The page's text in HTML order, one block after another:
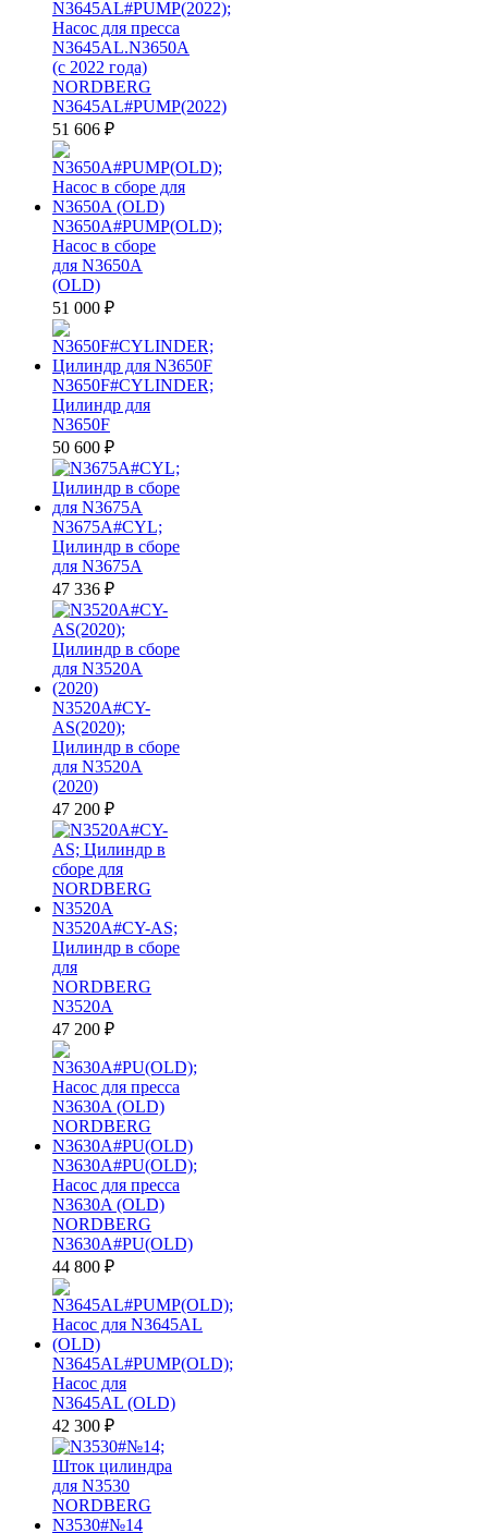
N3645AL#PUMP(2022);
Насос для пресса
N3645AL.N3650A
(с 2022 года)
NORDBERG
N3645AL#PUMP(2022)
51 606 ₽
N3650A#PUMP(OLD);
Насос в сборе
для N3650A
(OLD)
51 000 ₽
N3650F#CYLINDER;
Цилиндр для
N3650F
50 600 ₽
N3675A#CYL;
Цилиндр в сборе
для N3675A
47 336 ₽
N3520A#CY-
AS(2020);
Цилиндр в сборе
для N3520A
(2020)
47 200 ₽
N3520A#CY-AS;
Цилиндр в сборе
для
NORDBERG
N3520A
47 200 ₽
N3630A#PU(OLD);
Насос для пресса
N3630A (OLD)
NORDBERG
N3630A#PU(OLD)
44 800 ₽
N3645AL#PUMP(OLD);
Насос для
N3645AL (OLD)
42 300 ₽